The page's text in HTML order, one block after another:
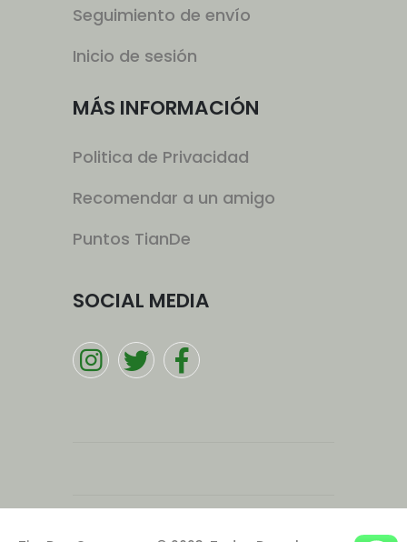
Seguimiento de envío
Inicio de sesión
MÁS INFORMACIÓN
Politica de Privacidad
Recomendar a un amigo
Puntos TianDe
SOCIAL MEDIA